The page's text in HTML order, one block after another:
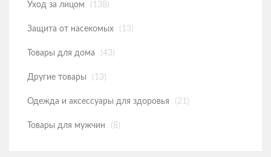
Уход за лицом (138)
Защита от насекомых (13)
Товары для дома (43)
Другие товары (13)
Одежда и аксессуары для здоровья (21)
Товары для мужчин (8)